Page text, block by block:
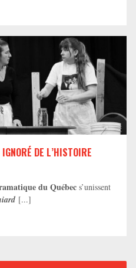
DE L’HISTOIRE
du Québec s’unissent
[...]